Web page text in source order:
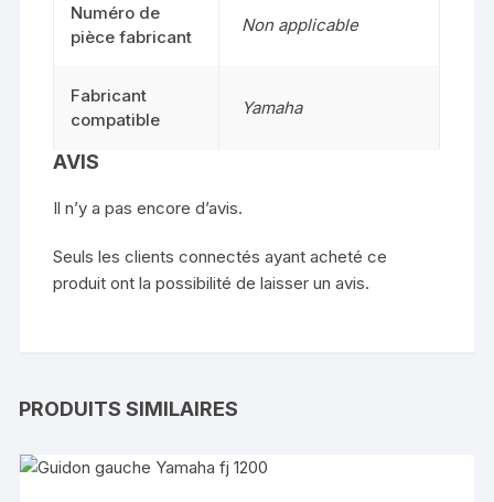
Numéro de
pièce fabricant
Non applicable
Fabricant
compatible
Yamaha
AVIS
Il n’y a pas encore d’avis.
Seuls les clients connectés ayant acheté ce
produit ont la possibilité de laisser un avis.
PRODUITS SIMILAIRES